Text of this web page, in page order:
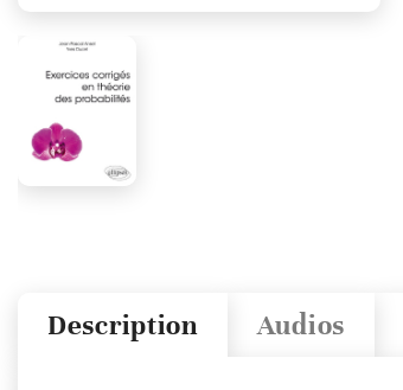
Audios
Description